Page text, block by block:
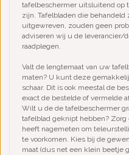
tafelbeschermer uitsluitend op
zijn. Tafelbladen die
uitgewreven, zouden geen
adviseren wij u de leverancier/
raadplegen.
Valt de lengtemaat van uw
maten? U kunt deze
schaar. Dit is ook meestal de
exact de bestelde of vermelde
Wilt u de de tafelbeschermer
tafelblad geknipt hebben? Zorg
heeft nagemeten om
te voorkomen. Kies bij de
maat (dus net een klein beetje